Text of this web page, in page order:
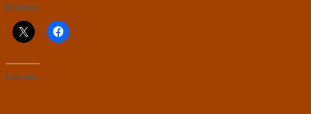
Del dette:
Like this: